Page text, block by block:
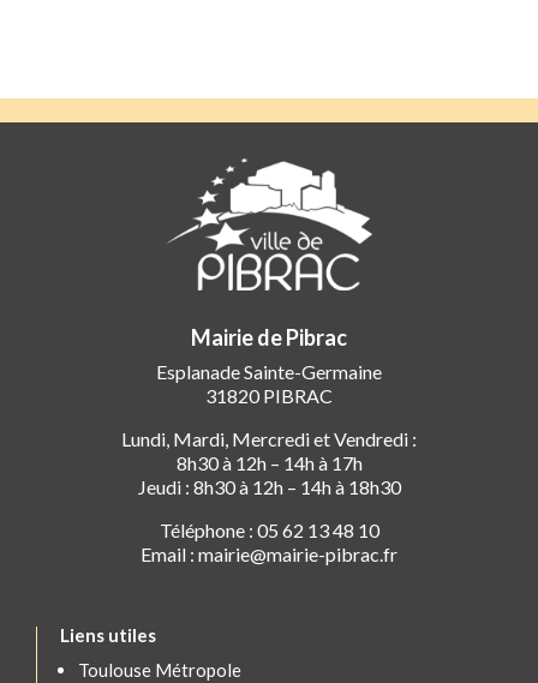
Mairie de Pibrac
Esplanade Sainte-Germaine
31820 PIBRAC
Lundi, Mardi, Mercredi et Vendredi :
8h30 à 12h – 14h à 17h
Jeudi : 8h30 à 12h – 14h à 18h30
Téléphone : 05 62 13 48 10
Email : mairie@mairie-pibrac.fr
Liens utiles
Toulouse Métropole